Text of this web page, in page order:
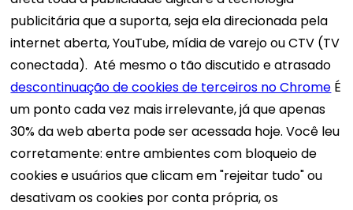
publicitária que a suporta, seja ela direcionada pela
internet aberta, YouTube, mídia de varejo ou CTV (TV
conectada). Até mesmo o tão discutido e atrasado
descontinuação de cookies de terceiros no Chrome É
um ponto cada vez mais irrelevante, já que apenas
30% da web aberta pode ser acessada hoje. Você leu
corretamente: entre ambientes com bloqueio de
cookies e usuários que clicam em "rejeitar tudo" ou
desativam os cookies por conta própria, os